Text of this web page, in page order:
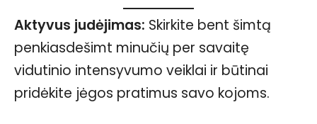
Aktyvus judėjimas: Skirkite bent šimtą
penkiasdešimt minučių per savaitę
vidutinio intensyvumo veiklai ir būtinai
pridėkite jėgos pratimus savo kojoms.